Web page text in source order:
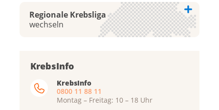
Regionale Krebsliga
wechseln
Krebsliga Aargau
Krebsliga Bern
KrebsInfo
KrebsInfo
0800 11 88 11
Montag – Freitag: 10 – 18 Uhr